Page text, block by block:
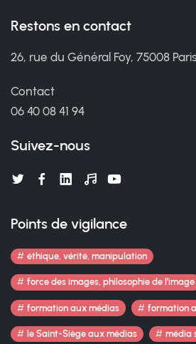
Restons en contact
26, rue du Général Foy, 75008 Paris
Contact
06 40 08 41 94
Suivez-nous
Points de vigilance
éthique, vérité, manipulation
force des images, philosophie de l’image
formation aux médias formation
le Saint-Siège aux médias média